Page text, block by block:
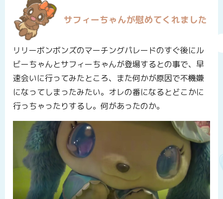
サフィーちゃんが慰めてくれました
リリーボンボンズのマーチングパレードのすぐ後にル
ビーちゃんとサフィーちゃんが登場するとの事で、早
速会いに行ってみたところ、また何かが原因で不機嫌
になってしまったみたい。オレの番になるとどこかに
行っちゃったりするし。何があったのか。